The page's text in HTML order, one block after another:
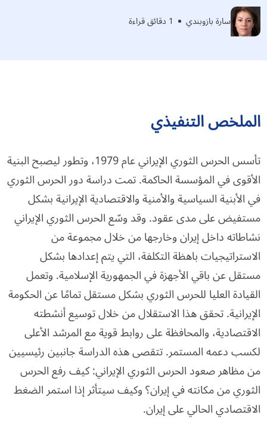
سارة بازوبندي 1 دقائق قراءة
الملخص التنفيذي
تأسس الحرس الثوري الإيراني عام 1979، وتطور ليصبح البنية
الأقوى في المؤسسة الحاكمة. تمت دراسة دور الحرس الثوري
في الأبنية السياسية والأمنية والاقتصادية الإيرانية بشكل
مستفيض على مدى عقود. وقد وسّع الحرس الثوري الإيراني
نشاطاته داخل إيران وخارجها من خلال مجموعة من
الاستراتيجيات باهظة التكلفة، التي يتم إعدادها بشكل
مستقل عن باقي الأجهزة في الجمهورية الإسلامية. وتعمل
القيادة العليا للحرس الثوري بشكل مستقل تمامًا عن الحكومة
الإيرانية. تحقق هذا الاستقلال من خلال توسيع أنشطته
الاقتصادية، والمحافظة على روابط قوية مع المرشد الأعلى
لكسب دعمه المستمر. تتقصى هذه الدراسة جانبين رئيسيين
من مظاهر صعود الحرس الثوري الإيراني: كيف رفع الحرس
الثوري من مكانته في إيران؟ وكيف سيتأثر إذا استمر الضغط
الاقتصادي الحالي على إيران.